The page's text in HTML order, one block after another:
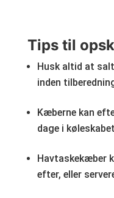
Tips til
Husk altid at
inden
Kæberne kan
dage i
Havtaskekæber
efter, eller